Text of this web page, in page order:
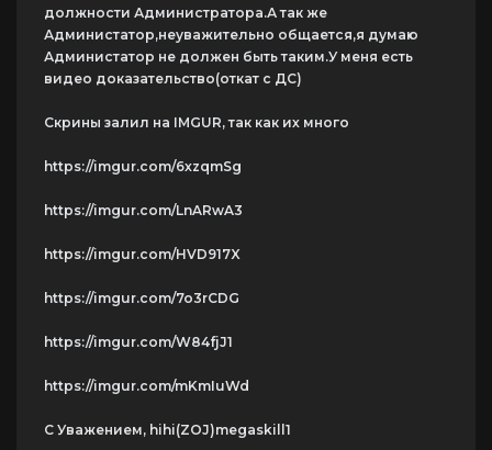
должности Администратора.А так же
Администатор,неуважительно общается,я думаю
Администатор не должен быть таким.У меня есть
видео доказательство(откат с ДС)
Скрины залил на IMGUR, так как их много
https://imgur.com/6xzqmSg
https://imgur.com/LnARwA3
https://imgur.com/HVD917X
https://imgur.com/7o3rCDG
https://imgur.com/W84fjJ1
https://imgur.com/mKmIuWd
C Уважением, hihi(ZOJ)megaskill1